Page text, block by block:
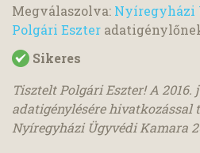
Megválaszolva: Nyíregyházi
Polgári Eszter
Sikeres
Tisztelt Polgári Eszter! A
adatigénylésére hivatkozással
Nyíregyházi Ügyvédi Kamara